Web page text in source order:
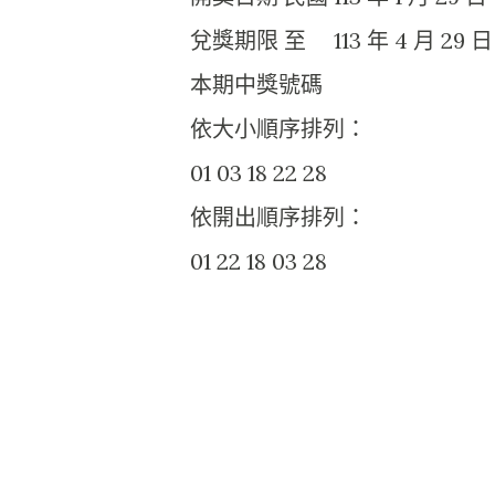
兌獎期限 至 113 年 4 月 29
本期中獎號碼
依大小順序排列：
01 03 18 22 28
依開出順序排列：
01 22 18 03 28